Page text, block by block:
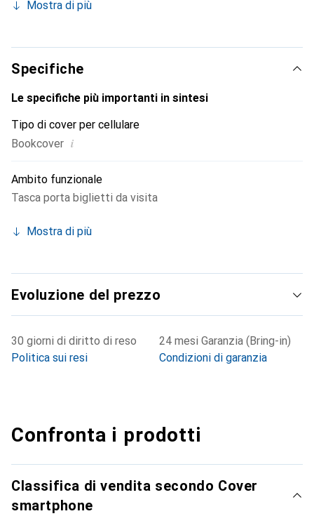
un accessorio elegante e indispensabile per il tuo
prodotti di alta qualità, il marchio Noreve è una scelta
affidabile per una clientela esigente.
Mostra di più
Specifiche
Le specifiche più importanti in sintesi
Tipo di cover per cellulare
Bookcover i
Ambito funzionale
Tasca porta biglietti da visita
Mostra di più
Evoluzione del prezzo
30 giorni di diritto di reso
Politica sui resi
24 mesi Garanzia (Bring-in)
Condizioni di garanzia
Confronta i prodotti
Classifica di vendita secondo Cover
smartphone